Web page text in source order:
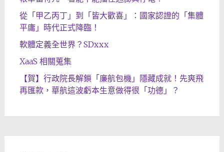
從「甲乙丙丁」到「皆大歡喜」：國家認證的「集體
平庸」時代正式降臨！
軟體定義全世界？SDxxx
XaaS 相關蒐集
【賀】行政院長解鎖「廉航包機」隱藏成就！先爽飛
再匯款，華航這波虧本生意做得很「功德」？